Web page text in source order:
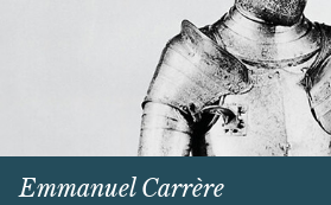
Emmanuel Carrère